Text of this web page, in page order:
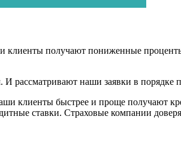
клиенты получают пониженные
рассматривают наши заявки в порядке
клиенты быстрее и проще получают
ставки. Страховые компании